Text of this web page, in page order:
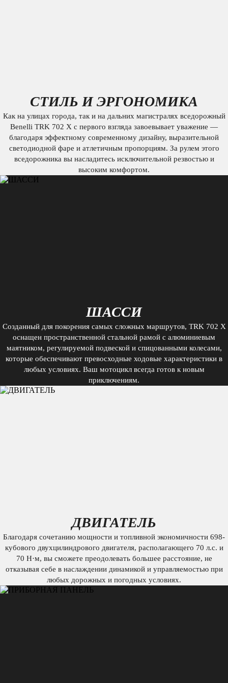
СТИЛЬ И ЭРГОНОМИКА
Как на улицах города, так и на дальних магистралях вседорожный
Benelli TRK 702 X с первого взгляда завоевывает уважение —
благодаря эффектному современному дизайну, выразительной
светодиодной фаре и атлетичным пропорциям. За рулем этого
вседорожника вы насладитесь исключительной резвостью и
высоким комфортом.
ШАССИ
Созданный для покорения самых сложных маршрутов, TRK 702 X
оснащен пространственной стальной рамой с алюминиевым
маятником, регулируемой подвеской и спицованными колесами,
которые обеспечивают превосходные ходовые характеристики в
любых условиях. Ваш мотоцикл всегда готов к новым
приключениям.
ДВИГАТЕЛЬ
Благодаря сочетанию мощности и топливной экономичности 698-
кубового двухцилиндрового двигателя, располагающего 70 л.с. и
70 Н·м, вы сможете преодолевать большее расстояние, не
отказывая себе в наслаждении динамикой и управляемостью при
любых дорожных и погодных условиях.